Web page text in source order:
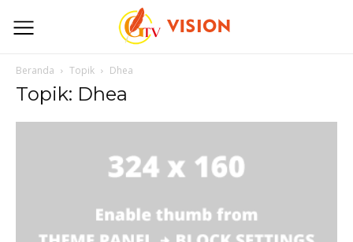
Beranda Topik Dhea
Topik: Dhea